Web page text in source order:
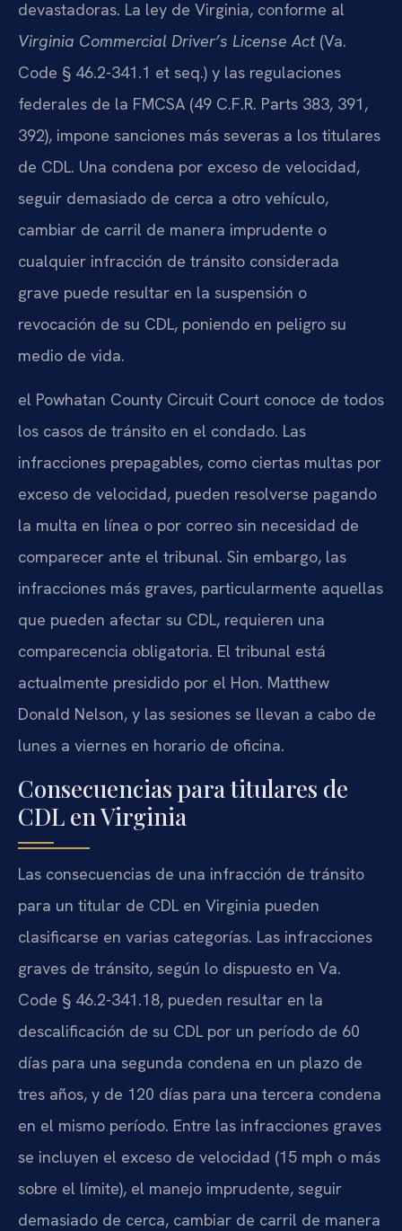
devastadoras. La ley de Virginia, conforme al
Virginia Commercial Driver’s License Act(Va.
Code § 46.2-341.1 et seq.) y las regulaciones
federales de la FMCSA (49 C.F.R. Parts 383, 391,
392), impone sanciones más severas a los titulares
de CDL. Una condena por exceso de velocidad,
seguir demasiado de cerca a otro vehículo,
cambiar de carril de manera imprudente o
cualquier infracción de tránsito considerada
grave puede resultar en la suspensión o
revocación de su CDL, poniendo en peligro su
medio de vida.
el Powhatan County Circuit Court conoce de todos
los casos de tránsito en el condado. Las
infracciones prepagables, como ciertas multas por
exceso de velocidad, pueden resolverse pagando
la multa en línea o por correo sin necesidad de
comparecer ante el tribunal. Sin embargo, las
infracciones más graves, particularmente aquellas
que pueden afectar su CDL, requieren una
comparecencia obligatoria. El tribunal está
actualmente presidido por el Hon. Matthew
Donald Nelson, y las sesiones se llevan a cabo de
lunes a viernes en horario de oficina.
Consecuencias para titulares de
CDL en Virginia
Las consecuencias de una infracción de tránsito
para un titular de CDL en Virginia pueden
clasificarse en varias categorías. Las infracciones
graves de tránsito, según lo dispuesto en Va.
Code § 46.2-341.18, pueden resultar en la
descalificación de su CDL por un período de 60
días para una segunda condena en un plazo de
tres años, y de 120 días para una tercera condena
en el mismo período. Entre las infracciones graves
se incluyen el exceso de velocidad (15 mph o más
sobre el límite), el manejo imprudente, seguir
demasiado de cerca, cambiar de carril de manera